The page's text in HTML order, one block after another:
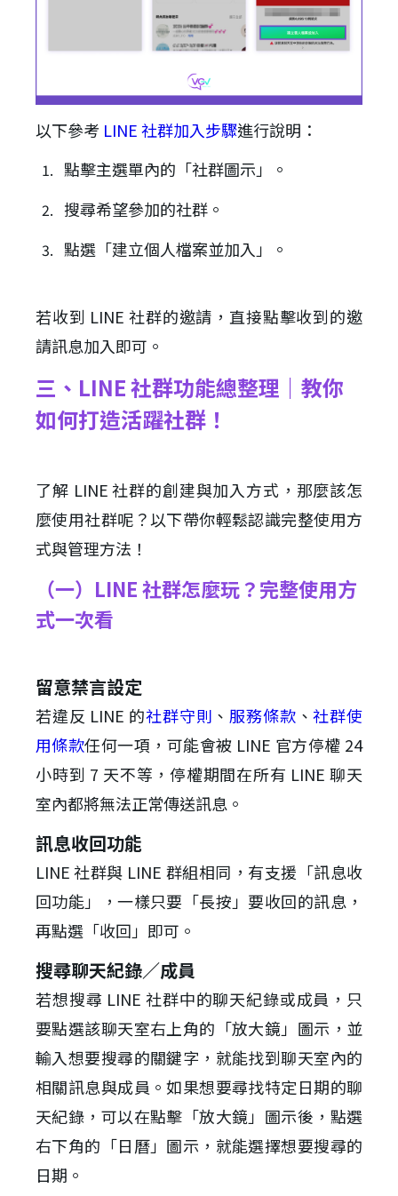
以下參考 LINE 社群加入步驟進行說明：
點擊主選單內的「社群圖示」。
搜尋希望參加的社群。
點選「建立個人檔案並加入」。
若收到 LINE 社群的邀請，直接點擊收到的邀
請訊息加入即可。
三、LINE 社群功能總整理｜教你
如何打造活躍社群！
了解 LINE 社群的創建與加入方式，那麼該怎
麼使用社群呢？以下帶你輕鬆認識完整使用方
式與管理方法！
（一）LINE 社群怎麼玩？完整使用方
式一次看
留意禁言設定
若違反 LINE 的社群守則 、服務條款 、社群使
用條款任何一項，可能會被 LINE 官方停權 24
小時到 7 天不等，停權期間在所有 LINE 聊天
室內都將無法正常傳送訊息。
訊息收回功能
LINE 社群與 LINE 群組相同，有支援「訊息收
回功能」，一樣只要「長按」要收回的訊息，
再點選「收回」即可。
搜尋聊天紀錄／成員
若想搜尋 LINE 社群中的聊天紀錄或成員，只
要點選該聊天室右上角的「放大鏡」圖示，並
輸入想要搜尋的關鍵字，就能找到聊天室內的
相關訊息與成員。如果想要尋找特定日期的聊
天紀錄，可以在點擊「放大鏡」圖示後，點選
右下角的「日曆」圖示，就能選擇想要搜尋的
日期。